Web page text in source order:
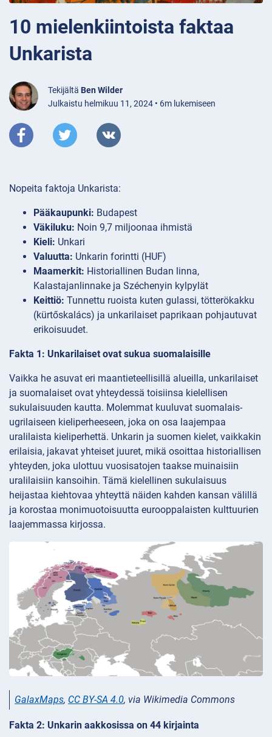
10 mielenkiintoista faktaa
Unkarista
Tekijältä Ben Wilder
Julkaistu helmikuu 11, 2024 • 6m lukemiseen
Nopeita faktoja Unkarista:
Pääkaupunki: Budapest
Väkiluku: Noin 9,7 miljoonaa ihmistä
Kieli: Unkari
Valuutta: Unkarin forintti (HUF)
Maamerkit: Historiallinen Budan linna,
Kalastajanlinnake ja Széchenyin kylpylät
Keittiö: Tunnettu ruoista kuten gulassi, tötterökakku
(kürtőskalács) ja unkarilaiset paprikaan pohjautuvat
erikoisuudet.
Fakta 1: Unkarilaiset ovat sukua suomalaisille
Vaikka he asuvat eri maantieteellisillä alueilla, unkarilaiset
ja suomalaiset ovat yhteydessä toisiinsa kielellisen
sukulaisuuden kautta. Molemmat kuuluvat suomalais-
ugrilaiseen kieliperheeseen, joka on osa laajempaa
uralilaista kieliperhettä. Unkarin ja suomen kielet, vaikkakin
erilaisia, jakavat yhteiset juuret, mikä osoittaa historiallisen
yhteyden, joka ulottuu vuosisatojen taakse muinaisiin
uralilaisiin kansoihin. Tämä kielellinen sukulaisuus
heijastaa kiehtovaa yhteyttä näiden kahden kansan välillä
ja korostaa monimuotoisuutta eurooppalaisten kulttuurien
laajemmassa kirjossa.
GalaxMaps, CC BY-SA 4.0, via Wikimedia Commons
Fakta 2: Unkarin aakkosissa on 44 kirjainta